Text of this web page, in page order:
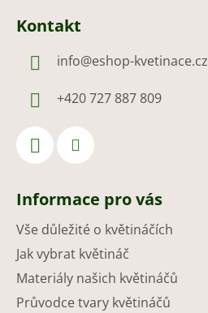
Kontakt
info@eshop-kvetinace.cz
+420 727 887 809
Informace pro vás
Vše důležité o květináčích
Jak vybrat květináč
Materiály našich květináčů
Průvodce tvary květináčů